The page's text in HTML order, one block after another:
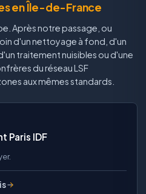
en Île-de-France
Après notre passage, ou
d'un nettoyage à fond, d'un
traitement nuisibles ou d'une
du réseau LSF
aux mêmes standards.
Paris IDF